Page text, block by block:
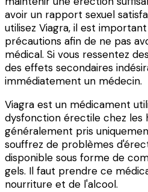
avoir un rapport sexuel
utilisez Viagra, il est
précautions afin de ne pas
médical. Si vous ressentez
des effets secondaires
immédiatement un médecin.
Viagra est un médicament
dysfonction érectile chez les
généralement pris
souffrez de problèmes
disponible sous forme de
gels. Il faut prendre ce
nourriture et de l'alcool.